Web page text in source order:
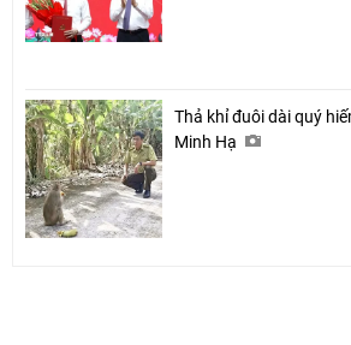
Thả khỉ đuôi dài quý
Minh Hạ